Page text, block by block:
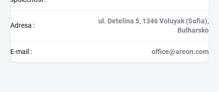
Adresa :
ul. Detelina 5, 1346 Voluyak (Sofia),
Bulharsko
E-mail : office@areon.com